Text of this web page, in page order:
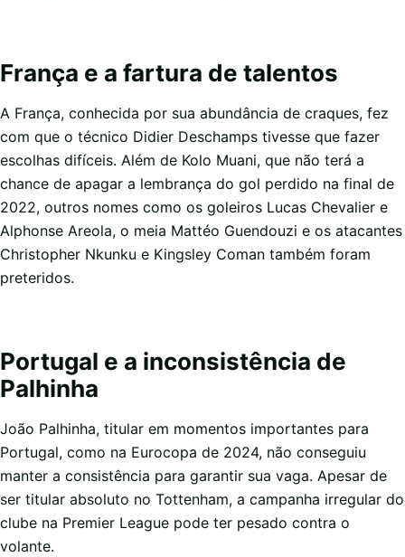
França e a fartura de talentos
A França, conhecida por sua abundância de craques, fez
com que o técnico Didier Deschamps tivesse que fazer
escolhas difíceis. Além de Kolo Muani, que não terá a
chance de apagar a lembrança do gol perdido na final de
2022, outros nomes como os goleiros Lucas Chevalier e
Alphonse Areola, o meia Mattéo Guendouzi e os atacantes
Christopher Nkunku e Kingsley Coman também foram
preteridos.
Portugal e a inconsistência de
Palhinha
João Palhinha, titular em momentos importantes para
Portugal, como na Eurocopa de 2024, não conseguiu
manter a consistência para garantir sua vaga. Apesar de
ser titular absoluto no Tottenham, a campanha irregular do
clube na Premier League pode ter pesado contra o
volante.